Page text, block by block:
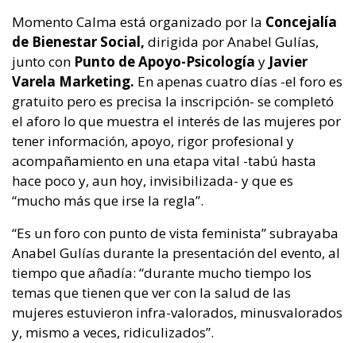
Momento Calma está organizado por la Concejalía
de Bienestar Social, dirigida por Anabel Gulías,
junto con Punto de Apoyo-Psicología y Javier
Varela Marketing. En apenas cuatro días -el foro es
gratuito pero es precisa la inscripción- se completó
el aforo lo que muestra el interés de las mujeres por
tener información, apoyo, rigor profesional y
acompañamiento en una etapa vital -tabú hasta
hace poco y, aun hoy, invisibilizada- y que es
“mucho más que irse la regla”.
“Es un foro con punto de vista feminista” subrayaba
Anabel Gulías durante la presentación del evento, al
tiempo que añadía: “durante mucho tiempo los
temas que tienen que ver con la salud de las
mujeres estuvieron infra-valorados, minusvalorados
y, mismo a veces, ridiculizados”.